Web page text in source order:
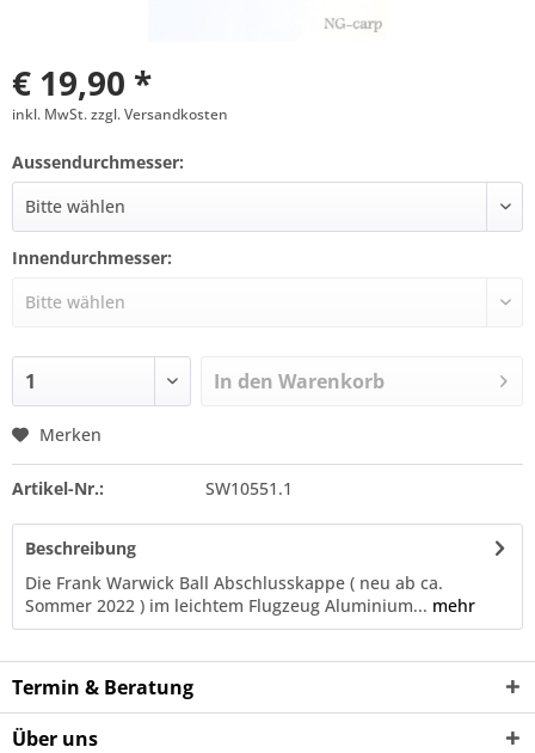
€ 19,90 *
inkl. MwSt. zzgl. Versandkosten
Aussendurchmesser:
Innendurchmesser:
In den Warenkorb
Merken
Artikel-Nr.: SW10551.1
Beschreibung
Die Frank Warwick Ball Abschlusskappe ( neu ab ca.
Sommer 2022 ) im leichtem Flugzeug Aluminium... mehr
Termin & Beratung
Über uns